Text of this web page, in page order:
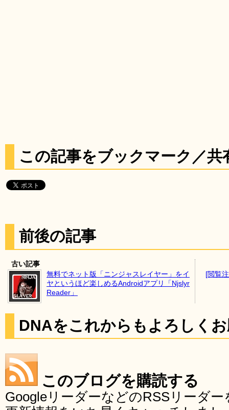
この記事をブックマーク／共
前後の記事
古い記事
無料でネット版「ニンジャスレイヤー」をイ
ヤというほど楽しめるAndroidアプリ「Njslyr
Reader」
[閲覧
DNAをこれからもよろしく
このブログを購読する
GoogleリーダーなどのRSSリーダ